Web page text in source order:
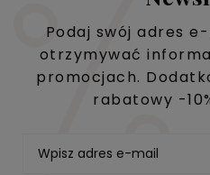
Podaj swój adres
otrzymywać
promocjach.
rabatowy -